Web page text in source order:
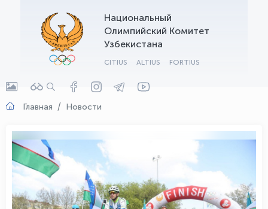
Национальный
Олимпийский Комитет
Узбекистана
CITIUS ALTIUS FORTIUS
Главная Новости
OLYMPCHIK AI - yordamchi
Онлайн · olympic.uz